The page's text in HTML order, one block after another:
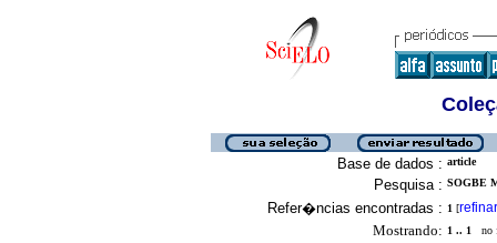
Base de dados : article
Pesquisa : SOGBE
Refer�ncias encontradas : 1 [refinar
Mostrando: 1 .. 1 no